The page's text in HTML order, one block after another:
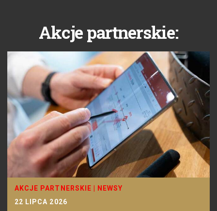
Akcje partnerskie:
AKCJE PARTNERSKIE
NEWSY
22 LIPCA 2026